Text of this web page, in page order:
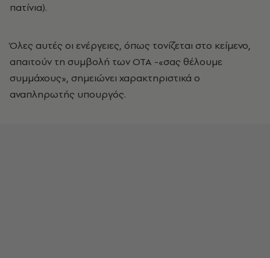
πατίνια).
Όλες αυτές οι ενέργειες, όπως τονίζεται στο κείμενο,
απαιτούν τη συμβολή των ΟΤΑ -«σας θέλουμε
συμμάχους», σημειώνει χαρακτηριστικά ο
αναπληρωτής υπουργός.